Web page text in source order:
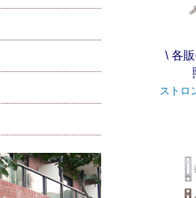
\ 各
ストロ